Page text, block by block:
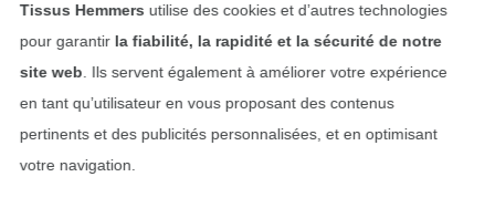
Trouvez plus d’idées
Tissus Hemmers utilise des cookies et d’autres technologies
pour garantir la fiabilité, la rapidité et la sécurité de notre
site web . Ils servent également à améliorer votre expérience
en tant qu’utilisateur en vous proposant des contenus
pertinents et des publicités personnalisées, et en optimisant
votre navigation.